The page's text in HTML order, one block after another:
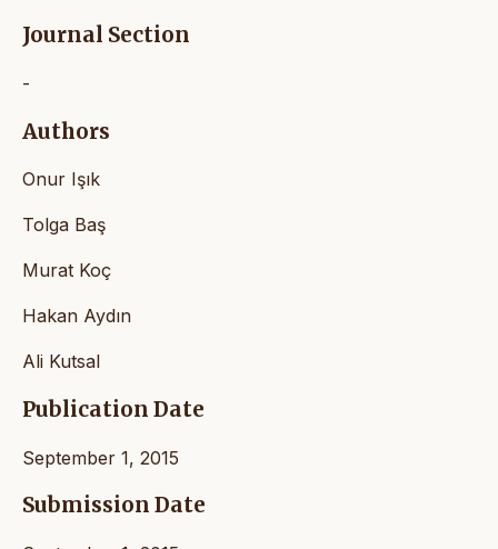
Journal Section
-
Authors
Onur Işık
Tolga Baş
Murat Koç
Hakan Aydın
Ali Kutsal
Publication Date
September 1, 2015
Submission Date